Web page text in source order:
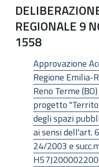
REGIONALE 9
1558
Approvazione
Regione Emilia-
Reno Terme
progetto
degli spazi
ai sensi dell'art.
24/2003 e